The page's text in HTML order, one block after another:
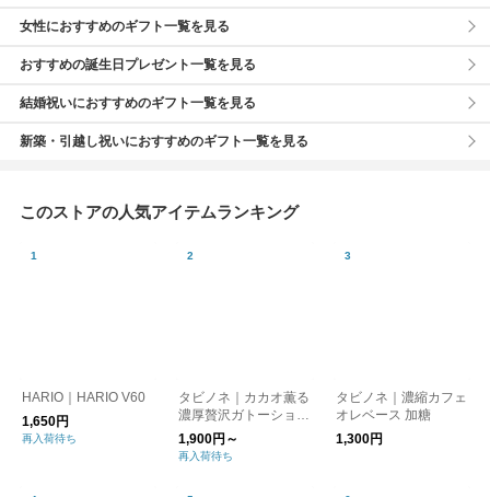
女性におすすめのギフト一覧を見る
おすすめの誕生日プレゼント一覧を見る
結婚祝いにおすすめのギフト一覧を見る
新築・引越し祝いにおすすめのギフト一覧を見る
このストアの人気アイテムランキング
HARIO｜HARIO V60
1,650円
再入荷待ち
タビノネ｜カカオ薫る
濃厚贅沢ガトーショコ
ラ
1,900円～
再入荷待ち
タビノネ｜濃縮カフェ
オレベース 加糖
1,300円